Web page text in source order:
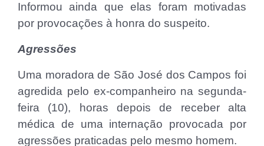
Informou ainda que elas foram motivadas
por provocações à honra do suspeito.
Agressões
Uma moradora de São José dos Campos foi
agredida pelo ex-companheiro na segunda-
feira (10), horas depois de receber alta
médica de uma internação provocada por
agressões praticadas pelo mesmo homem.